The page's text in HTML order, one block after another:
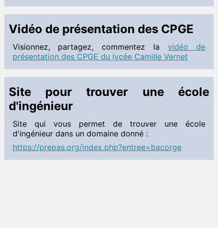
Fiches bilan
Travaux pratiques
Cahier de texte
Chimie
Programme de colles
Cahier de texte
SII
Programme de colles
Documents à télécharger
TIPE
Informations TIPE
Documents à télécharger
Vidéo de présentation des CPGE
Visionnez, partagez, commentez la vidéo de
présentation des CPGE du lycée Camille Vernet
Site pour trouver une école
d'ingénieur
Site qui vous permet de trouver une école
d'ingénieur dans un domaine donné :
https://prepas.org/index.php?entree=bacorge